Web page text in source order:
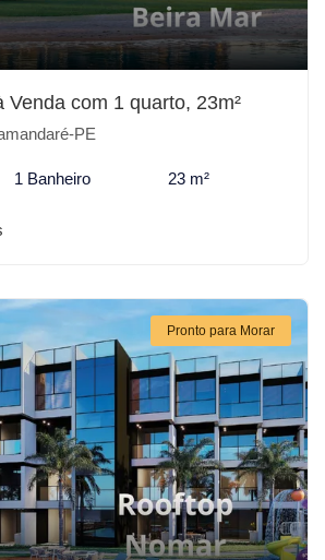
Venda com 1 quarto, 23m²
PE
1 Banheiro 23 m²
Pronto para Morar